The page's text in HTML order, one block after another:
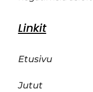
Linkit
Etusivu
Jutut